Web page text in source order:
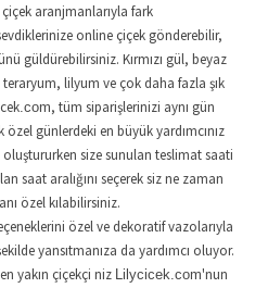
aranjmanlarıyla fark
online çiçek gönderebilir,
güldürebilirsiniz. Kırmızı gül, beyaz
lilyum ve çok daha fazla şık
.com, tüm siparişlerinizi aynı gün
günlerdeki en büyük yardımcınız
size sunulan teslimat saati
saat aralığını seçerek siz ne zaman
özel kılabilirsiniz.
özel ve dekoratif vazolarıyla
yansıtmanıza da yardımcı oluyor.
yakın çiçekçi niz Lilycicek.com'nun